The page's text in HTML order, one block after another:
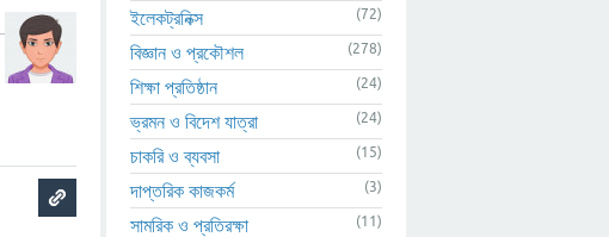
ইলেকট্রনিক্স (72)
বিজ্ঞান ও প্রকৌশল (278)
শিক্ষা প্রতিষ্ঠান (24)
ভ্রমন ও বিদেশ যাত্রা (24)
চাকরি ও ব্যবসা (15)
দাপ্তরিক কাজকর্ম (3)
সামরিক ও প্রতিরক্ষা (11)